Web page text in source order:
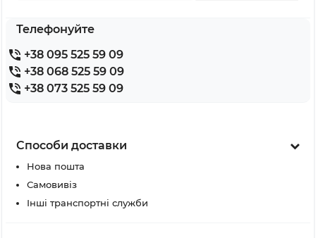
Телефонуйте
+38 095 525 59 09
+38 068 525 59 09
+38 073 525 59 09
Способи доставки
Нова пошта
Самовивіз
Інші транспортні служби